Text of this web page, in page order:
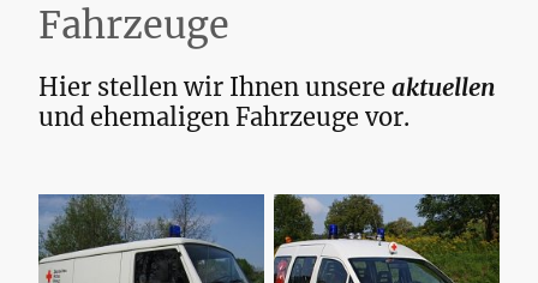
Fahrzeuge
Hier stellen wir Ihnen unsere aktuellen
und ehemaligen Fahrzeuge vor.